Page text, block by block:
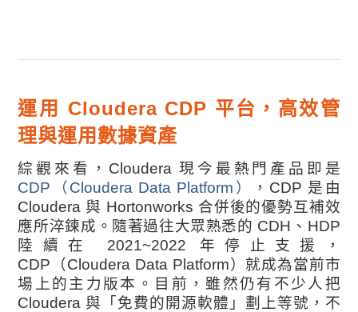
運用 Cloudera CDP 平台，高效管
理與運用數據資產
綜觀來看，Cloudera 現今最熱門產品即是
CDP（Cloudera Data Platform）
，CDP 是由
Cloudera 與 Hortonworks 合併後的優勢互補效
應所淬鍊成。隨著過往大眾熟悉的 CDH、HDP
陸續在 2021~2022 年停止支援，
CDP（Cloudera Data Platform）就成為當前市
場上的主力版本。 目前，雖然仍有不少人把
Cloudera 與「免費的開源軟體」劃上等號，不